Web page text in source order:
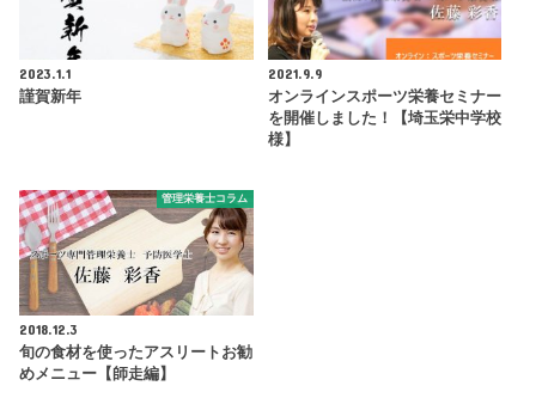
2023.1.1
謹賀新年
2021.9.9
オンラインスポーツ栄養セミナー
を開催しました！【埼玉栄中学校
様】
管理栄養士コラム
2018.12.3
旬の食材を使ったアスリートお勧
めメニュー【師走編】